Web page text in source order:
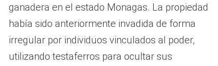
ganadera en el estado Monagas. La propiedad
había sido anteriormente invadida de forma
irregular por individuos vinculados al poder,
utilizando testaferros para ocultar sus